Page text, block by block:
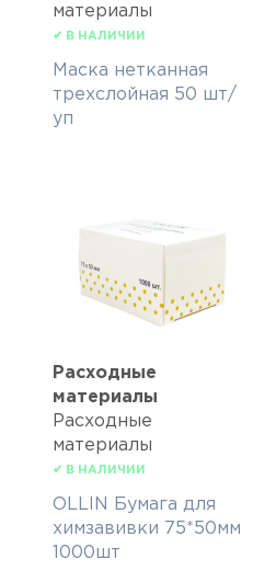
материалы
✔ В НАЛИЧИИ
Маска нетканная
трехслойная 50 шт/
уп
Расходные
материалы
Расходные
материалы
✔ В НАЛИЧИИ
OLLIN Бумага для
химзавивки 75*50мм
1000шт